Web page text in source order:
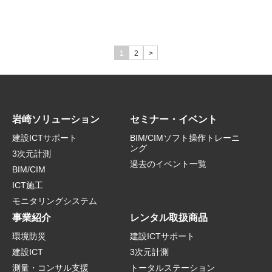
1 2 >
岩崎ソリューション
建設ICTサポート
3次元計測
BIM/CIM
ICT施工
モニタリングシステム
セミナー・イベント
BIM/CIMソフト操作トレーニ
ング
過去のイベント一覧
事業紹介
環境防災
建設ICT
測量・コンサル支援
レンタル取扱商品
建設ICTサポート
3次元計測
トータルステーション